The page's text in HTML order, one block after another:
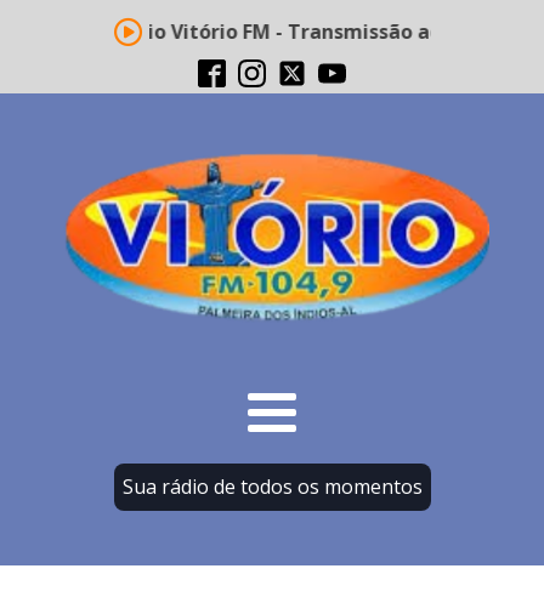
Rádio Vitório FM - Transmissão ao vivo
Sua rádio de todos os momentos